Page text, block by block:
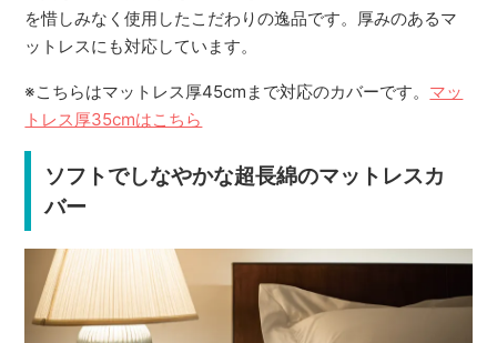
を惜しみなく使用したこだわりの逸品です。厚みのあるマ
ットレスにも対応しています。
※こちらはマットレス厚45cmまで対応のカバーです。 マッ
トレス厚35cmはこちら
ソフトでしなやかな超長綿のマットレスカ
バー